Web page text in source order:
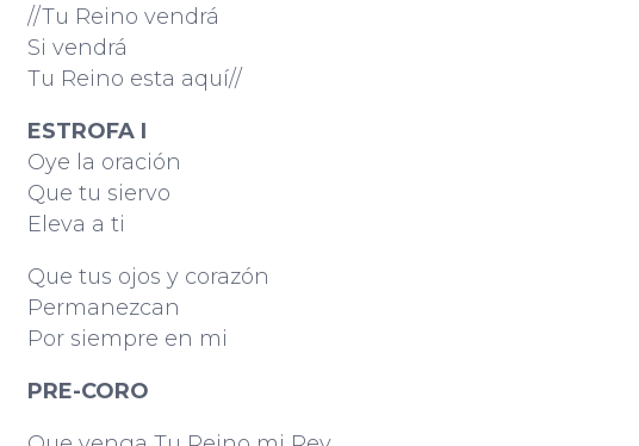
//Tu Reino vendrá
Si vendrá
Tu Reino esta aquí//
ESTROFA I
Oye la oración
Que tu siervo
Eleva a ti
Que tus ojos y corazón
Permanezcan
Por siempre en mi
PRE-CORO